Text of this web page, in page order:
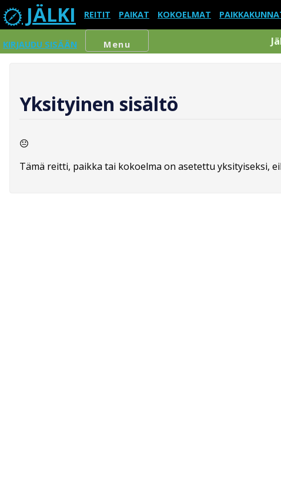
JÄLKI REITIT PAIKAT KOKOELMAT
KIRJAUDU SISÄÄN Menu
Yksityinen sisältö
Tämä reitti, paikka tai kokoelma on asetettu yksityiseksi,